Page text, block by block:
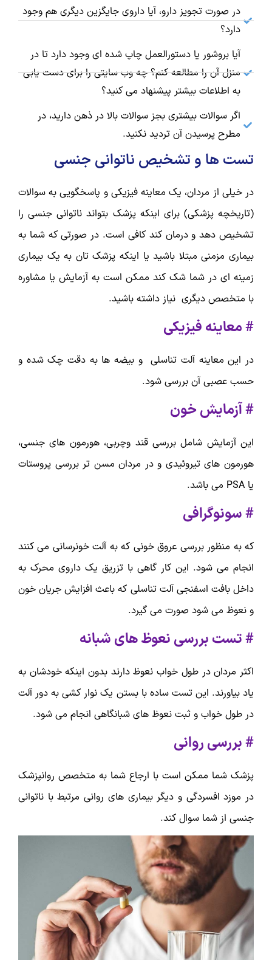
در صورت تجویز دارو، آیا داروی جایگزین دیگری هم وجود
دارد؟
آیا بروشور یا دستورالعمل چاپ شده ای وجود دارد تا در
منزل آن را مطالعه کنم؟ چه وب سایتی را برای دست یابی
به اطلاعات بیشتر پیشنهاد می کنید؟
اگر سوالات بیشتری بجز سوالات بالا در ذهن دارید، در
مطرح پرسیدن آن تردید نکنید.
تست ها و تشخیص ناتوانی جنسی
در خیلی از مردان، یک معاینه فیزیکی و پاسخگویی به سوالات
(تاریخچه پزشکی) برای اینکه پزشک بتواند ناتوانی جنسی را
تشخیص دهد و درمان کند کافی است. در صورتی که شما به
بیماری مزمنی مبتلا باشید یا اینکه پزشک تان به یک بیماری
زمینه ای در شما شک کند ممکن است به آزمایش یا مشاوره
با متخصص دیگری نیاز داشته باشید.
# معاینه فیزیکی
در این معاینه آلت تناسلی و بیضه ها به دقت چک شده و
حسب عصبی آن بررسی شود.
# آزمایش خون
این آزمایش شامل بررسی قند وچربی، هورمون های جنسی،
هورمون های تیروئیدی و در مردان مسن تر بررسی پروستات
یا PSA می باشد.
# سونوگرافی
که به منظور بررسی عروق خونی که به آلت خونرسانی می کنند
انجام می شود. این کار گاهی با تزریق یک داروی محرک به
داخل بافت اسفنجی آلت تناسلی که باعث افزایش جریان خون
و نعوظ می شود صورت می گیرد.
# تست بررسی نعوظ های شبانه
اکثر مردان در طول خواب نعوظ دارند بدون اینکه خودشان به
یاد بیاورند. این تست ساده با بستن یک نوار کشی به دور آلت
در طول خواب و ثبت نعوظ های شبانگاهی انجام می شود.
# بررسی روانی
پزشک شما ممکن است با ارجاع شما به متخصص روانپزشک
در موزد افسردگی و دیگر بیماری های روانی مرتبط با ناتوانی
جنسی از شما سوال کند.